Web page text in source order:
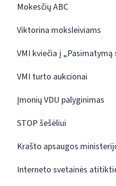
Mokesčių ABC
Viktorina moksleiviams
VMI kviečia į „Pasimatymą
VMI turto aukcionai
Įmonių VDU palyginimas
STOP šešėliui
Krašto apsaugos
Interneto svetainės